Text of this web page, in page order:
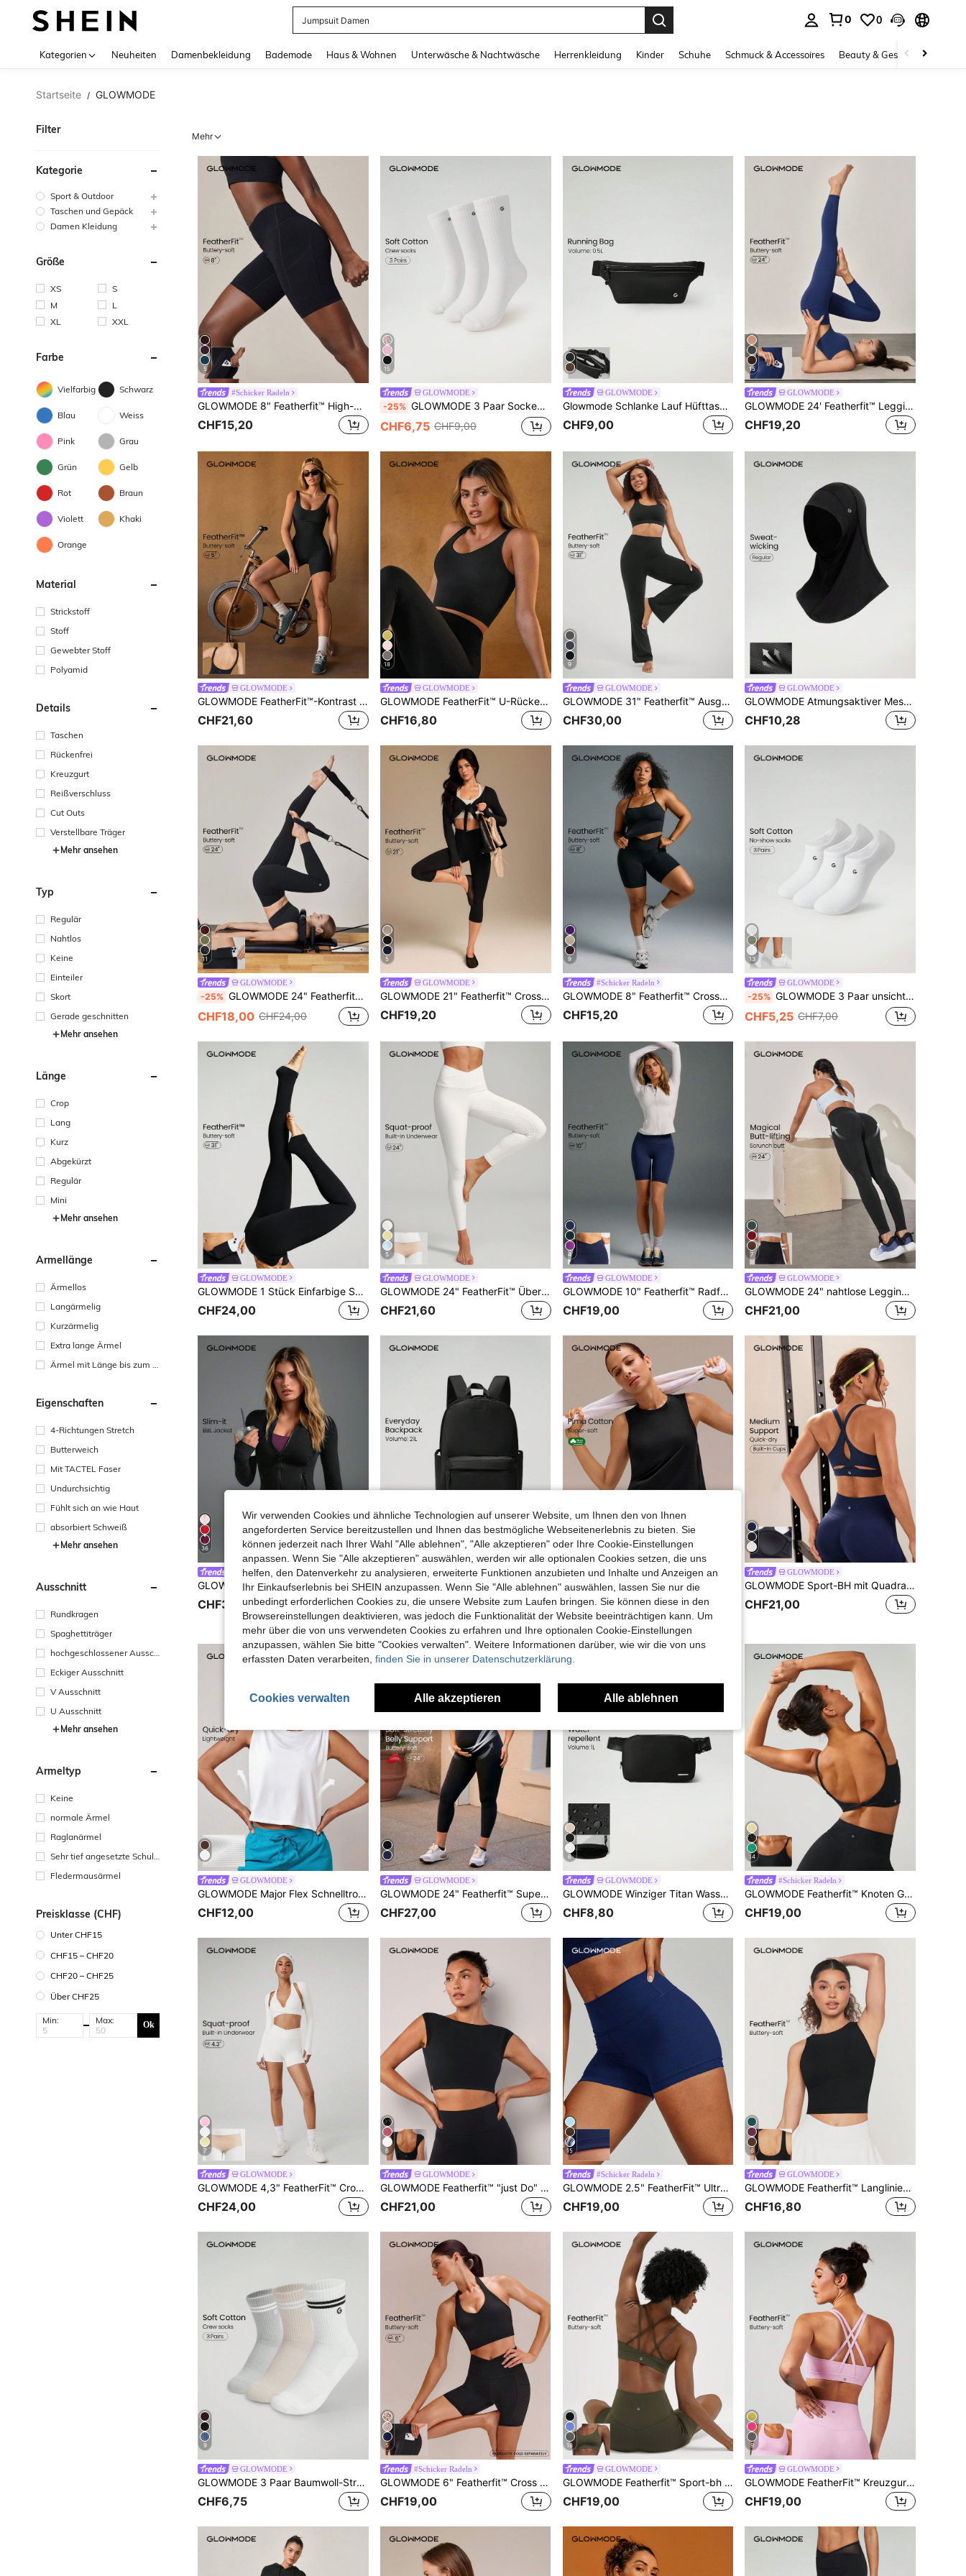
Jumpsuit Damen
0 0
Kategorien Neuheiten Damenbekleidung Bademode Haus & Wohnen Unterwäsche & Nachtwäsche Herrenkleidung Kinder Schuhe Schmuck & Accessoires Beauty & Gesundheit
Startseite / GLOWMODE
Filter
Kategorie
Sport & Outdoor
Taschen und Gepäck
Damen Kleidung
Größe
XS
S
M
L
XL
XXL
Farbe
Vielfarbig Schwarz
Blau Weiss
Pink Grau
Grün Gelb
Rot Braun
Violett Khaki
Orange
Material
Strickstoff
Stoff
Gewebter Stoff
Polyamid
Details
Taschen
Rückenfrei
Kreuzgurt
Reißverschluss
Cut Outs
Verstellbare Träger
Mehr ansehen
Typ
Regulär
Nahtlos
Keine
Einteiler
Skort
Gerade geschnitten
Mehr ansehen
Länge
Crop
Lang
Kurz
Abgekürzt
Regulär
Mini
Mehr ansehen
Ärmellänge
Ärmellos
Langärmelig
Kurzärmelig
Extra lange Ärmel
Ärmel mit Länge bis zum H
Eigenschaften
4-Richtungen Stretch
Butterweich
Mit TACTEL Faser
Undurchsichtig
Fühlt sich an wie Haut
absorbiert Schweiß
Mehr ansehen
Ausschnitt
Rundkragen
Spaghettiträger
hochgeschlossener Aussch
Eckiger Ausschnitt
V Ausschnitt
U Ausschnitt
Mehr ansehen
Ärmeltyp
Keine
normale Ärmel
Raglanärmel
Sehr tief angesetzte Schult
Fledermausärmel
Preisklasse (CHF)
Unter CHF15
CHF15 – CHF20
CHF20 – CHF25
Über CHF25
Min: Max: Ok
Mehr
5
#Schicker Radeln
GLOWMODE 8" Featherfit™ High-waist Taschen Biker Shorts Atmungsaktiv Radfahren Laufen Fitnessstudio Training
CHF15,20
15
GLOWMODE
-25% GLOWMODE 3 Paar Socken aus weichem, belüftetem Netzstoff mit gesticktem Logo - geeignet für Training, Lässig
CHF6,75 CHF9,00
GLOWMODE
Glowmode Schlanke Lauf Hüfttasche, Radfahren Fitnessstudio Handytasche
CHF9,00
15
GLOWMODE
GLOWMODE 24' Featherfit™ Leggings Mit Hoher Taille Und Seitentaschen
CHF19,20
GLOWMODE
GLOWMODE FeatherFit™-Kontrast Skulptur U-Rücken Sport-Romper Niedrige Auswirkungen Yoga Alltäglich Sommer
CHF21,60
18
GLOWMODE
GLOWMODE FeatherFit™ U-Rücken Crop Top für aktive Tätigkeiten, leichte Belastung, Yoga, Alltag Herbst Winter
CHF16,80
9
GLOWMODE
GLOWMODE 31" Featherfit™ Ausgestellte Leggings
CHF30,00
GLOWMODE
GLOWMODE Atmungsaktiver Mesh-kapuzen-hajib Mit Silikon-logo Für Laufen, Training Und Freizeitkleidung
CHF10,28
11
GLOWMODE
-25% GLOWMODE 24" Featherfit™ Low Impact 7/8 Leggings
CHF18,00 CHF24,00
5
GLOWMODE
GLOWMODE 21" Featherfit™ Crossover Cutie Capri Yoga Leggings
CHF19,20
9
#Schicker Radeln
GLOWMODE 8" Featherfit™ Crossover Fahrradshorts, Atmungsaktive Lauf-/radhose Für Fitnessstudio Training
CHF15,20
13
GLOWMODE
-25% GLOWMODE 3 Paar unsichtbare No-Show Socken, Walk A Mile Soft Grip Daily Studio Workout
CHF5,25 CHF7,00
GLOWMODE
GLOWMODE 1 Stück Einfarbige Sporthosen Mit Hohem Taillenbund
CHF24,00
5
GLOWMODE
GLOWMODE 24" FeatherFit™ Überschneidungsleggings mit eingebauter Unterwäsche, leichte Unterstützung, Low-Impact-Yoga, Alltag, Gym, Herbst Winter
CHF21,60
4
GLOWMODE
GLOWMODE 10" Featherfit™ Radfahrer Anti-roll-down Fahrradhosen Atmungsaktive Lauf-trainingshose Für Das Fitnessstudio
CHF19,00
7
GLOWMODE
GLOWMODE 24" nahtlose Leggings mit hoher Taille und Perforationen, mittlere Belastung, Fitnessstudio, Workout, Herbst Winter
CHF21,00
36
#Schicker Radeln
GLOWMODE Featherfit™ Figurbetonte Leistungs Jacke
CHF37,00
GLOWMODE
GLOWMODE Wasserabweisender Rucksack mit Mehrfachfächern für Pendeln, Reisen und Sport, 21L
CHF16,80
7
GLOWMODE
#8 Bestseller
CHF15,00
GLOWMODE
GLOWMODE Sport-BH mit Quadratischem Ausschnitt für mittlere Belastung, atmungsaktiv zum Joggen, Gymnastik und täglichem Training
CHF21,00
GLOWMODE
GLOWMODE Major Flex Schnelltrocknendes T-shirt
CHF12,00
GLOWMODE
GLOWMODE 24" Featherfit™ Super Hohe Taille Bauchstütze Schwangerschaftsleggings Atmungsaktiv Und Hoch Dehnbar
CHF27,00
6
GLOWMODE
GLOWMODE Winziger Titan Wasserdichter Gürteltasche
CHF8,80
14
#Schicker Radeln
GLOWMODE Featherfit™ Knoten Geht Nirgendwohin Gedrehte Rückenfreie Weste
CHF19,00
7
GLOWMODE
GLOWMODE 4,3" FeatherFit™ Crossover Anti-Rutsch Shorts mit eingebauten nahtlosen Shorts, atmungsaktiv, geeignet für Yoga oder den täglichen Gebrauch mit geringer Belastung
CHF24,00
6
GLOWMODE
GLOWMODE Featherfit™ "just Do" U-rücken Cap Ärmel Crop Top
CHF21,00
15
#Schicker Radeln
GLOWMODE 2.5" FeatherFit™ Ultra-Short Anti-Rutsch Shorts, Lockerer, Täglicher Und Gemütliche Fitnessstudio Sommer Arbeits-outfit
CHF19,00
6
GLOWMODE
GLOWMODE Featherfit™ Langlinien Sport Bh
CHF16,80
9
GLOWMODE
GLOWMODE 3 Paar Baumwoll-Streifensocken, weiche belüftete Mesh Socken mit Jacquard-Logo, geeignet für Training, tägliche Freizeitkleidung
CHF6,75
5
#Schicker Radeln
GLOWMODE 6" Featherfit™ Cross Country Anti-rolling Laufshorts, Atmungsaktive Fahrrad Gymnastikhosen Für Arbeit
CHF19,00
18
GLOWMODE
GLOWMODE Featherfit™ Sport-bh Mit Gekreuzten Trägern Auf Der Rückseite
CHF19,00
9
GLOWMODE
GLOWMODE FeatherFit™ Kreuzgurt Sport-BH
CHF19,00
Wir verwenden Cookies und ähnliche Technologien auf unserer Website, um Ihnen den von Ihnen
angeforderten Service bereitzustellen und Ihnen das bestmögliche Webseitenerlebnis zu bieten. Sie
können jederzeit nach Ihrer Wahl "Alle ablehnen", "Alle akzeptieren" oder Ihre Cookie-Einstellungen
anpassen. Wenn Sie "Alle akzeptieren" auswählen, werden wir alle optionalen Cookies setzen, die uns
helfen, den Datenverkehr zu analysieren, erweiterte Funktionen anzubieten und Inhalte und Anzeigen an
Ihr Einkaufserlebnis bei SHEIN anzupassen. Wenn Sie "Alle ablehnen" auswählen, lassen Sie nur die
unbedingt erforderlichen Cookies zu, die unsere Website zum Laufen bringen. Sie können diese in den
Browsereinstellungen deaktivieren, was jedoch die Funktionalität der Website beeinträchtigen kann. Um
mehr über die von uns verwendeten Cookies zu erfahren und Ihre optionalen Cookie-Einstellungen
anzupassen, wählen Sie bitte "Cookies verwalten". Weitere Informationen darüber, wie wir die von uns
erfassten Daten verarbeiten, finden Sie in unserer Datenschutzerklärung.
Cookies verwalten Alle akzeptieren Alle ablehnen